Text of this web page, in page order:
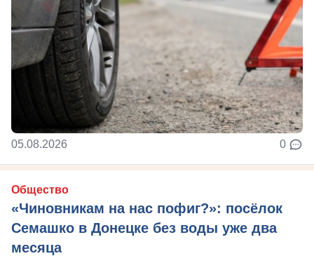
05.08.2026 0
Общество
«Чиновникам на нас пофиг?»: посёлок
Семашко в Донецке без воды уже два
месяца